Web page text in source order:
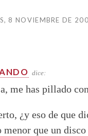
8 NOVIEMBRE DE
dice:
me has pillado
¿y eso de que
menor que un disco